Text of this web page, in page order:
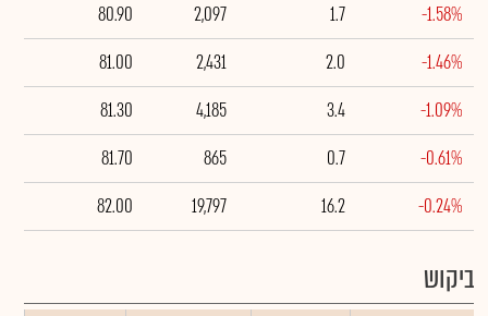
-1.58%
1.7
2,097
80.90
-1.46%
2.0
2,431
81.00
-1.09%
3.4
4,185
81.30
-0.61%
0.7
865
81.70
-0.24%
16.2
19,797
82.00
ביקוש